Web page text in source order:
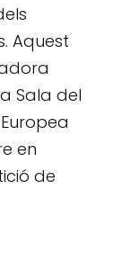
Aquest
Sala del
en
de